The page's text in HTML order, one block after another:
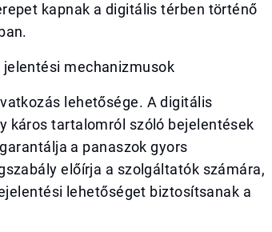
kapnak a digitális térben történő
mechanizmusok
lehetősége. A digitális
káros tartalomról szóló bejelentések
a panaszok gyors
előírja a szolgáltatók számára,
lehetőséget biztosítsanak a